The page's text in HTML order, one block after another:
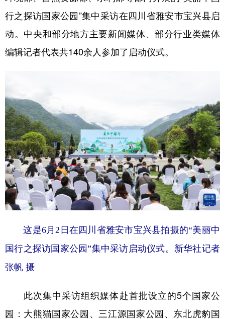
文化产业
地方频道
辽宁
浙江 安徽 江西
山东 河南 湖北 湖南
广东 广西 海南 重庆
四川 贵州 云南 西藏
陕西 甘肃 青海 宁夏
新疆 内蒙古 黑龙江
多语种频道
行之探访国家公园”集中采访在四川省雅安市宝兴县启
动。中央和部分地方主要新闻媒体、部分行业类媒体
编辑记者代表共140余人参加了启动仪式。
这是6月2日在四川省雅安市宝兴县拍摄的“美丽中
国行之探访国家公园”集中采访启动仪式。新华社记者
张帆 摄
此次集中采访组织媒体赴首批设立的5个国家公
园：大熊猫国家公园、三江源国家公园、东北虎豹国